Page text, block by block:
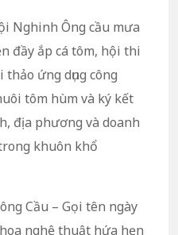
Nghinh Ông cầu mưa
đầy ắp cá tôm, hội thi
ứng dụng công
tôm hùm và ký kết
địa phương và doanh
khuôn khổ
Cầu – Gọi tên ngày
nghệ thuật hứa hẹn